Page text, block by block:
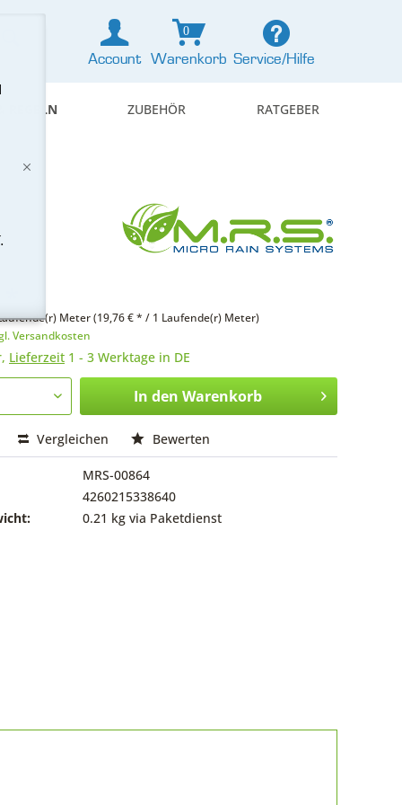
Service/Hilfe
Account
0
Warenkorb
REGELN ZUBEHÖR RATGEBER
Meter (19,76 € * / 1 Laufende(r) Meter)
Versandkosten
Lieferzeit 1 - 3 Werktage in DE
In den Warenkorb
Vergleichen Bewerten
MRS-00864
4260215338640
0.21 kg via Paketdienst